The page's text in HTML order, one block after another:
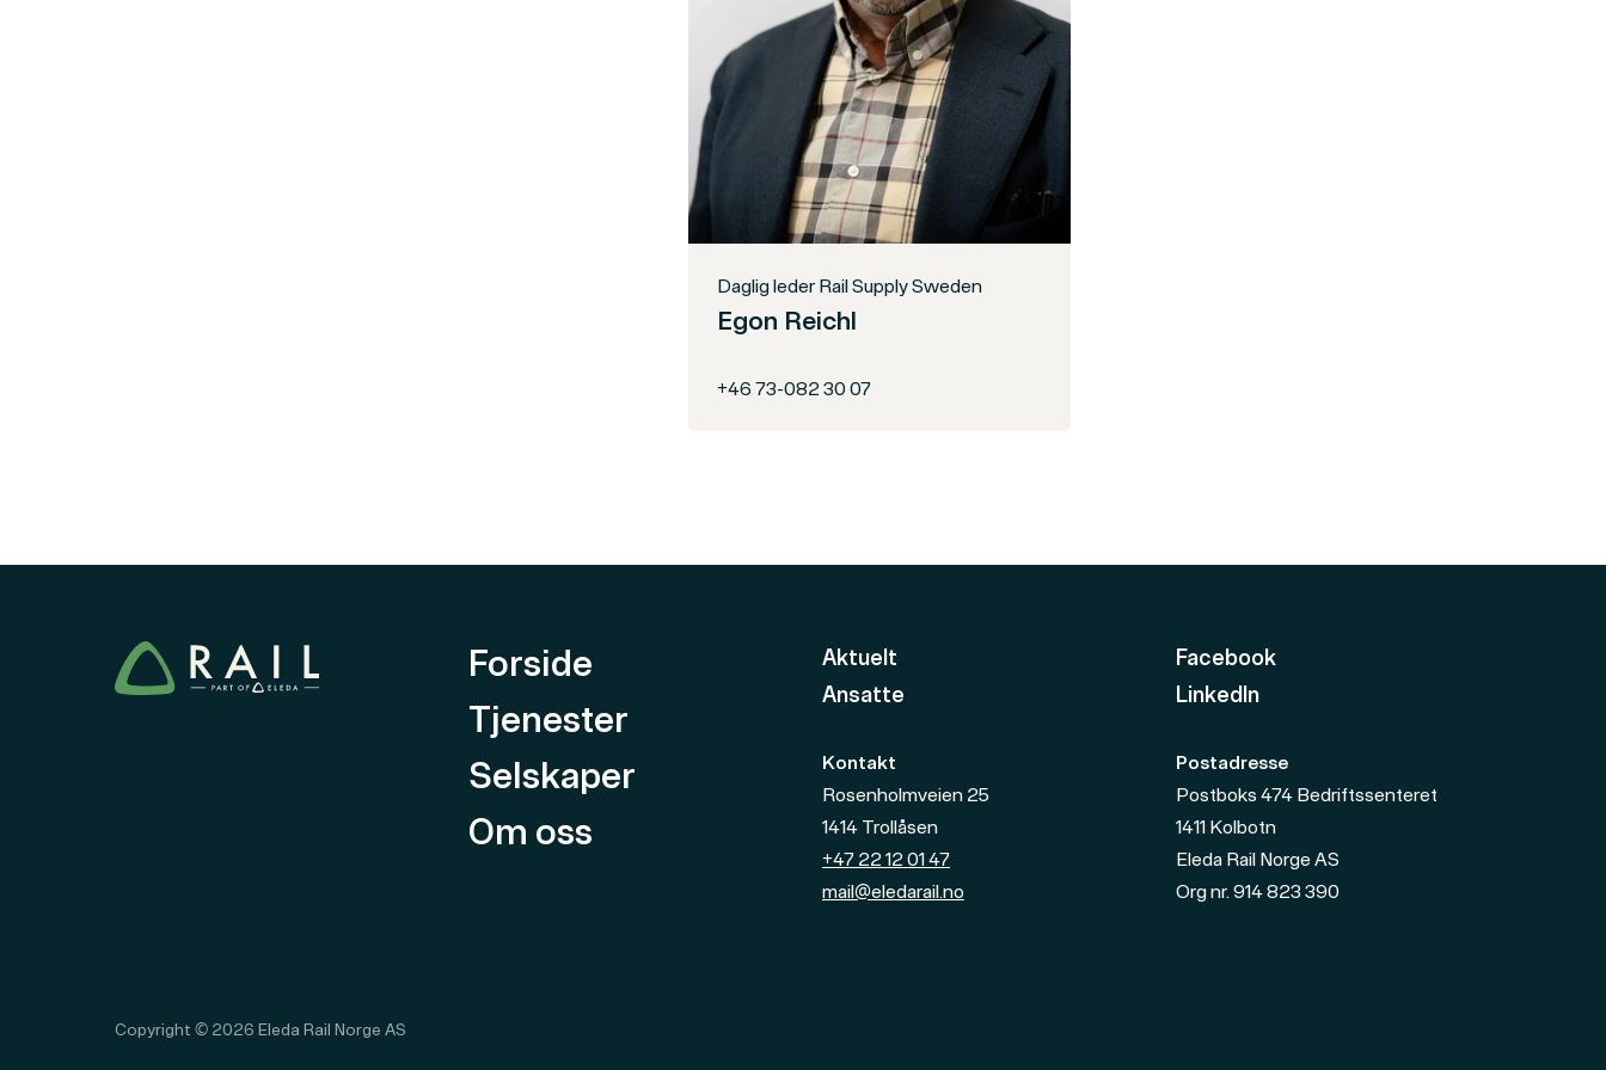
Daglig leder Rail Supply Sweden
Egon Reichl
+46 73-082 30 07
Forside
Tjenester
Selskaper
Om oss
Aktuelt
Ansatte
Facebook
LinkedIn
Kontakt
Rosenholmveien 25
1414 Trollåsen
+47 22 12 01 47
mail@eledarail.no
Postadresse
Postboks 474 Bedriftssenteret
1411 Kolbotn
Eleda Rail Norge AS
Org nr. 914 823 390
Copyright © 2026 Eleda Rail Norge AS